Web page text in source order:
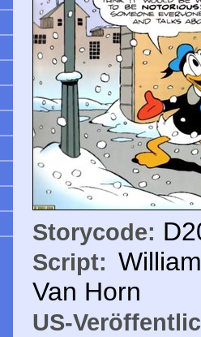
Storycode:
Script:
Van Horn
US-